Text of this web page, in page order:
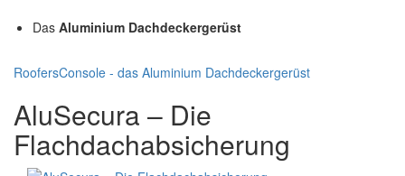
Das Aluminium Dachdeckergerüst
RoofersConsole - das Aluminium Dachdeckergerüst
AluSecura – Die
Flachdachabsicherung